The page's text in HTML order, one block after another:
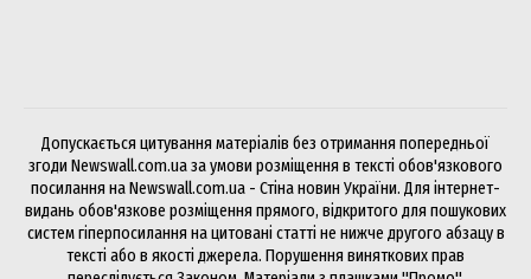
Допускається цитування матеріалів без отримання попередньої
згоди Newswall.com.ua за умови розміщення в тексті обов'язкового
посилання на Newswall.com.ua - Стіна новин України. Для інтернет-
видань обов'язкове розміщення прямого, відкритого для пошукових
систем гіперпосилання на цитовані статті не нижче другого абзацу в
тексті або в якості джерела. Порушення виняткових прав